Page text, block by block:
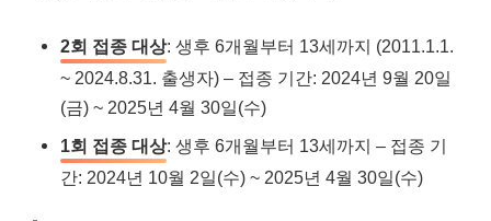
2회 접종 대상: 생후 6개월부터 13세까지 (2011.1.1.
~ 2024.8.31. 출생자) – 접종 기간: 2024년 9월 20일
(금) ~ 2025년 4월 30일(수)
1회 접종 대상: 생후 6개월부터 13세까지 – 접종 기
간: 2024년 10월 2일(수) ~ 2025년 4월 30일(수)